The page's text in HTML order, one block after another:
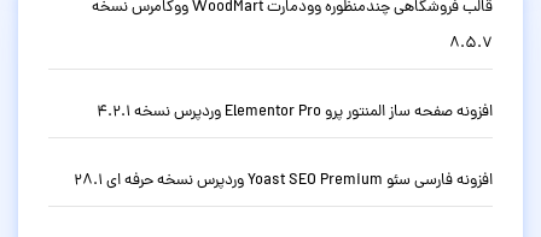
قالب فروشگاهی چندمنظوره وودمارت WoodMart ووکامرس نسخه
8.5.7
افزونه صفحه ساز المنتور پرو Elementor Pro وردپرس نسخه 4.2.1
افزونه فارسی سئو Yoast SEO Premium وردپرس نسخه حرفه ای 28.1